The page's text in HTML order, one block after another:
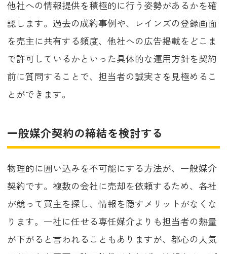
他社への情報提供を積極的に行う姿勢があるかを確
認します。過去の成約事例や、レインズの登録画面
を売主に共有する頻度、他社への広告掲載をどこま
で許可しているかといった具体的な運用方針を契約
前に質問することで、担当者の誠実さを見極めるこ
とができます。
一般媒介契約の締結を検討する
物理的に囲い込みを不可能にする方法が、一般媒介
契約です。複数の会社に売却を依頼するため、各社
が競って買主を探し、情報を隠すメリットがなくな
ります。一社に任せる専任媒介よりも担当者の熱量
が下がると言われることもありますが、都心の人気